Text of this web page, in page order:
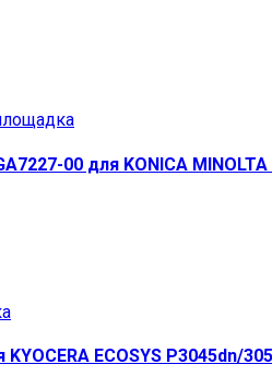
00 для KONICA
ECOSYS P3045dn/